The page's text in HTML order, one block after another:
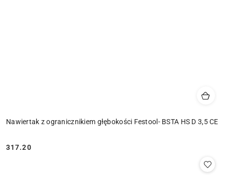
Nawiertak z ogranicznikiem głębokości Festool- BSTA HS D 3,5 CE
Cena:
317.20